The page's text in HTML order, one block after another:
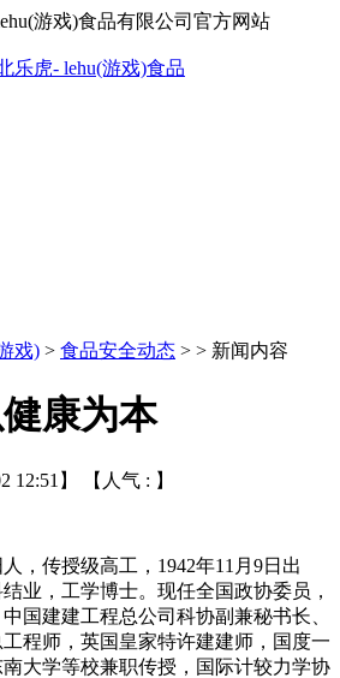
游戏)食品有限公司官方网站
戏) > 食品安全动态 > > 新闻内容
康为本
12:51】 【人气 : 】
传授级高工，1942年11月9日出
业，工学博士。现任全国政协委员，
国建建工程总公司科协副兼秘书长、
程师，英国皇家特许建建师，国度一
大学等校兼职传授，国际计较力学协